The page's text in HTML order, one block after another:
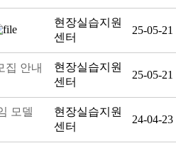
현장실습지원
센터
25-05-21
집 안내
현장실습지원
센터
25-05-21
모델
현장실습지원
센터
24-04-23